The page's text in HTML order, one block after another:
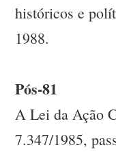
históricos e
1988.
Pós-81
A Lei da Ação
7.347/1985,